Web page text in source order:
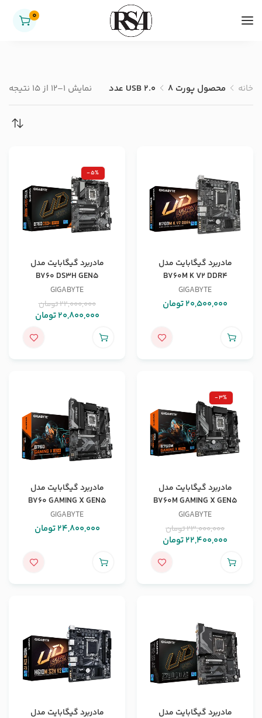
0
خانه محصول پورت USB 2.0 8 عدد نمایش 1–12 از 15 نتیجه
مادربرد گیگابایت مدل
B760M K V2 DDR4
GIGABYTE
20,500,000تومان
-5%
مادربرد گیگابایت مدل
B760 DS3H GEN5
GIGABYTE
22,000,000تومان
20,800,000تومان
-3%
مادربرد گیگابایت مدل
B760M GAMING X GEN5
GIGABYTE
23,000,000تومان
22,400,000تومان
مادربرد گیگابایت مدل
B760 GAMING X GEN5
GIGABYTE
24,800,000تومان
مادربرد گیگابایت مدل
مادربرد گیگابایت مدل